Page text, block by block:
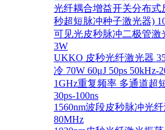
光纤耦合增益开关分布式
秒超短脉冲种子激光器)
可见光皮秒脉冲二极管激
3W
UKKO 皮秒光纤激光器
冷 70W 60μJ 50ps 50kHz-
1GHz重复频率 多通道超
30ps-100ns
1560nm波段皮秒脉冲光
80MHz